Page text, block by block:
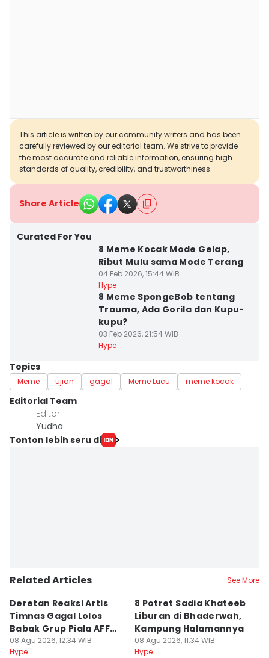
This article is written by our community writers and has been
carefully reviewed by our editorial team. We strive to provide
the most accurate and reliable information, ensuring high
standards of quality, credibility, and trustworthiness.
Share Article
Curated For You
8 Meme Kocak Mode Gelap,
Ribut Mulu sama Mode Terang
04 Feb 2026, 15:44 WIB
Hype
8 Meme SpongeBob tentang
Trauma, Ada Gorila dan Kupu-
kupu?
03 Feb 2026, 21:54 WIB
Hype
Topics
Meme ujian gagal Meme Lucu meme kocak
Editorial Team
Editor
Yudha ‎
Tonton lebih seru di
Related Articles See More
Deretan Reaksi Artis
Timnas Gagal Lolos
Babak Grup Piala AFF
2026
08 Agu 2026, 12:34 WIB
Hype
8 Potret Sadia Khateeb
Liburan di Bhaderwah,
Kampung Halamannya
08 Agu 2026, 11:34 WIB
Hype